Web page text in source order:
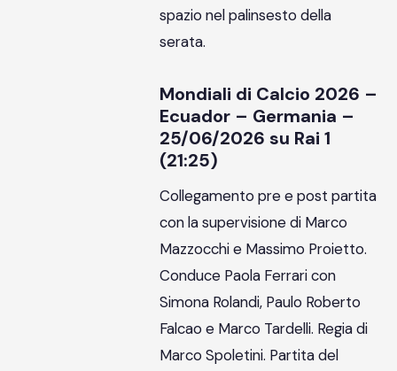
spazio nel palinsesto della
serata.
Mondiali di Calcio 2026 –
Ecuador – Germania –
25/06/2026 su Rai 1
(21:25)
Collegamento pre e post partita
con la supervisione di Marco
Mazzocchi e Massimo Proietto.
Conduce Paola Ferrari con
Simona Rolandi, Paulo Roberto
Falcao e Marco Tardelli. Regia di
Marco Spoletini. Partita del